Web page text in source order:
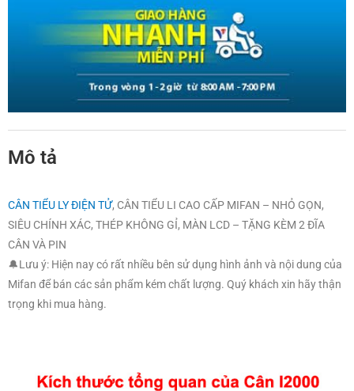
CÂN VÀ PIN
🔔Lưu ý: Hiện nay có rất nhiều bên sử dụng hình ảnh và nội dung của
trọng khi mua hàng.